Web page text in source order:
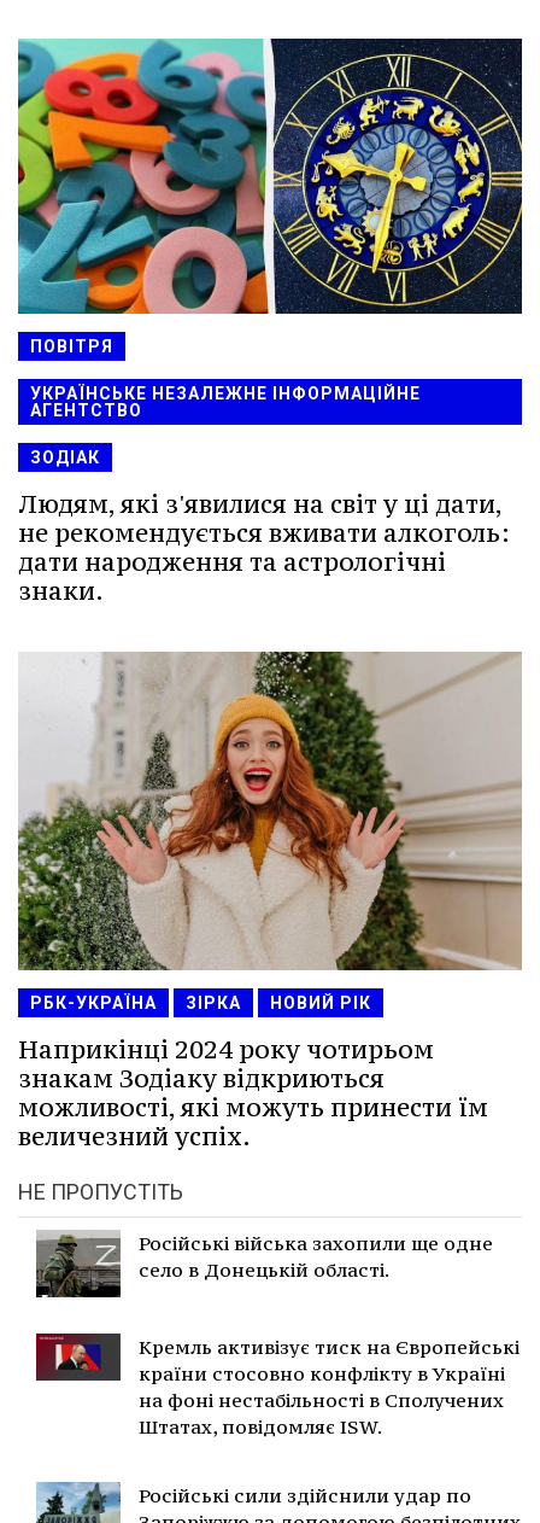
ПОВІТРЯ
УКРАЇНСЬКЕ НЕЗАЛЕЖНЕ ІНФОРМАЦІЙНЕ
АГЕНТСТВО
ЗОДІАК
Людям, які з'явилися на світ у ці дати,
не рекомендується вживати алкоголь:
дати народження та астрологічні
знаки.
РБК-УКРАЇНА ЗІРКА НОВИЙ РІК
Наприкінці 2024 року чотирьом
знакам Зодіаку відкриються
можливості, які можуть принести їм
величезний успіх.
НЕ ПРОПУСТІТЬ
Російські війська захопили ще одне
село в Донецькій області.
Кремль активізує тиск на Європейські
країни стосовно конфлікту в Україні
на фоні нестабільності в Сполучених
Штатах, повідомляє ISW.
Російські сили здійснили удар по